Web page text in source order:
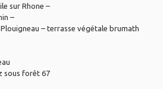
sur Rhone –
–
– terrasse végétale brumath
sous forêt 67